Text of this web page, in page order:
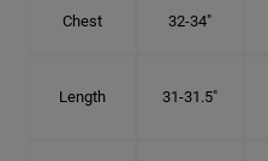
Chest 32-34"
Length 31-31.5"